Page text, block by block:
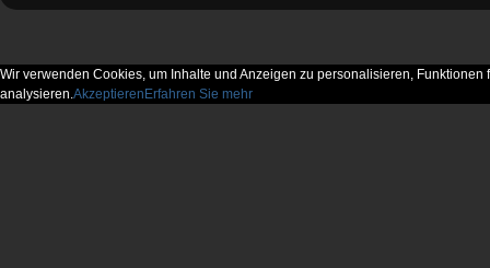
Wir verwenden Cookies, um Inhalte und Anzeigen zu personalisieren,
analysieren.Akzeptieren Erfahren Sie mehr